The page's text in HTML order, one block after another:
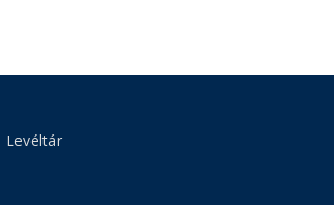
Levéltár